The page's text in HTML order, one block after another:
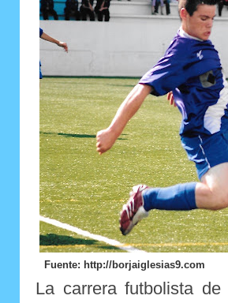
Fuente: http://borjaiglesias9.com
La carrera futbolista